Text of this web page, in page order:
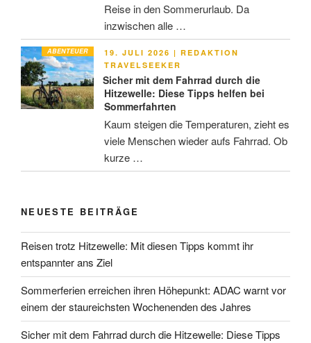
Reise in den Sommerurlaub. Da
inzwischen alle …
ABENTEUER
VERÖFFENTLICHT
AM
19. JULI 2026 | REDAKTION
TRAVELSEEKER
Sicher mit dem Fahrrad durch die
Hitzewelle: Diese Tipps helfen bei
Sommerfahrten
Kaum steigen die Temperaturen, zieht es
viele Menschen wieder aufs Fahrrad. Ob
kurze …
NEUESTE BEITRÄGE
Reisen trotz Hitzewelle: Mit diesen Tipps kommt ihr
entspannter ans Ziel
Sommerferien erreichen ihren Höhepunkt: ADAC warnt vor
einem der staureichsten Wochenenden des Jahres
Sicher mit dem Fahrrad durch die Hitzewelle: Diese Tipps